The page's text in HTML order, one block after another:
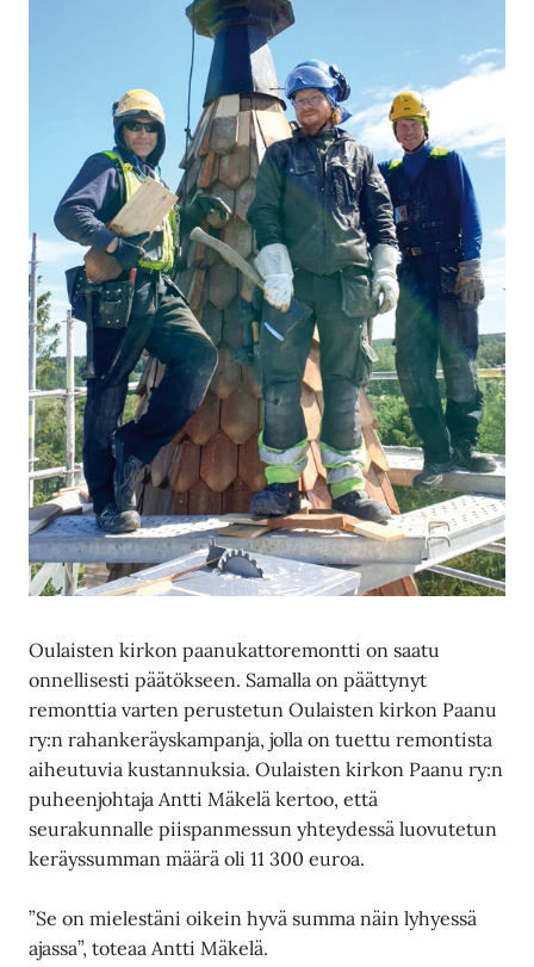
Oulaisten kirkon paanukattoremontti on saatu
onnellisesti päätökseen. Samalla on päättynyt
remonttia varten perustetun Oulaisten kirkon Paanu
ry:n rahankeräyskampanja, jolla on tuettu remontista
aiheutuvia kustannuksia. Oulaisten kirkon Paanu ry:n
puheenjohtaja Antti Mäkelä kertoo, että
seurakunnalle piispanmessun yhteydessä luovutetun
keräyssumman määrä oli 11 300 euroa.
”Se on mielestäni oikein hyvä summa näin lyhyessä
ajassa”, toteaa Antti Mäkelä.